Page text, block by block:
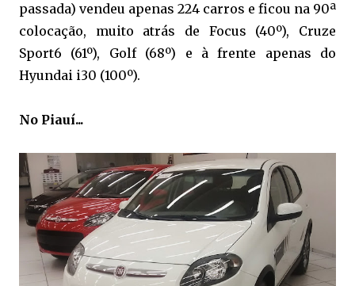
passada) vendeu apenas 224 carros e ficou na 90ª
colocação, muito atrás de Focus (40º), Cruze
Sport6 (61º), Golf (68º) e à frente apenas do
Hyundai i30 (100º).
No Piauí...